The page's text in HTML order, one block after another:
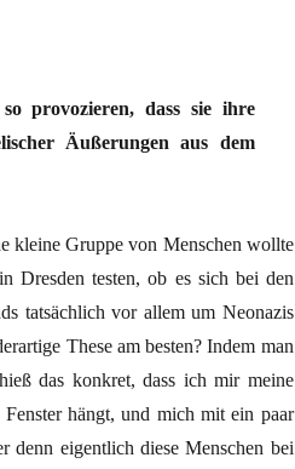
provozieren, dass sie ihre
Äußerungen aus dem
kleine Gruppe von Menschen wollte
Dresden testen, ob es sich bei den
tatsächlich vor allem um Neonazis
These am besten? Indem man
das konkret, dass ich mir meine
hängt, und mich mit ein paar
denn eigentlich diese Menschen bei